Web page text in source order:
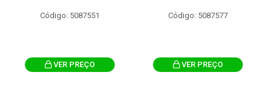
Código: 5087551
VER PREÇO
Código: 5087577
VER PREÇO